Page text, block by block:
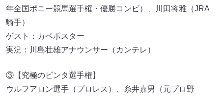
年全国ポニー競馬選手権・優勝コンビ）、川田将雅（JRA
騎手）
ゲスト：カベポスター
実況：川島壮雄アナウンサー（カンテレ）
③【究極のビンタ選手権】
ウルフアロン選手（プロレス）、糸井嘉男（元プロ野